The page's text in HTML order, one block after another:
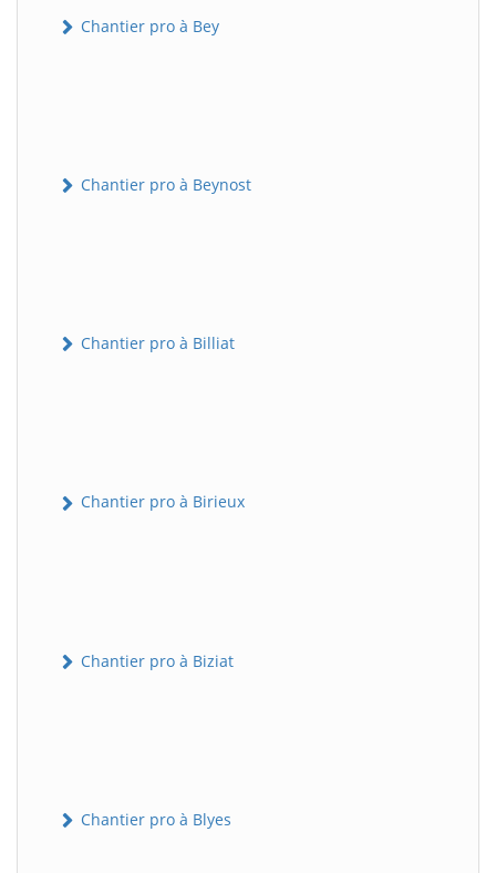
Chantier pro à Bey
Chantier pro à Beynost
Chantier pro à Billiat
Chantier pro à Birieux
Chantier pro à Biziat
Chantier pro à Blyes